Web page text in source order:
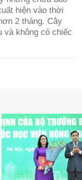
hiện vào thời
2 tháng. Cây
và không có chiếc